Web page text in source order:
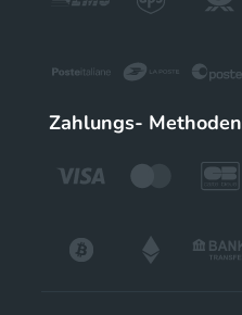
Zahlungs- Methoden